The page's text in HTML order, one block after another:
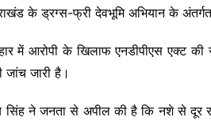
के ड्रग्स-फ्री देवभूमि अभियान के
में आरोपी के खिलाफ एनडीपीएस एक्ट की
जांच जारी है।
सिंह ने जनता से अपील की है कि नशे से दूर